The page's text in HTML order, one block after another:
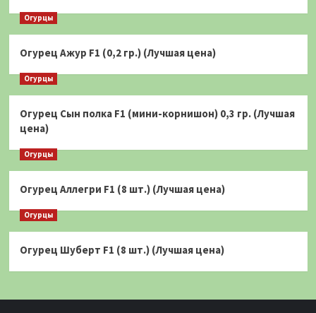
Огурцы
Огурец Ажур F1 (0,2 гр.) (Лучшая цена)
Огурцы
Огурец Сын полка F1 (мини-корнишон) 0,3 гр. (Лучшая
цена)
Огурцы
Огурец Аллегри F1 (8 шт.) (Лучшая цена)
Огурцы
Огурец Шуберт F1 (8 шт.) (Лучшая цена)